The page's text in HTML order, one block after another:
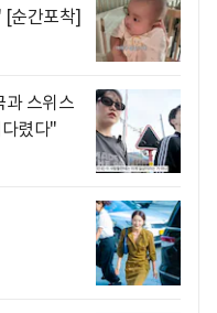
[순간포착]
과 스위스
렸다"